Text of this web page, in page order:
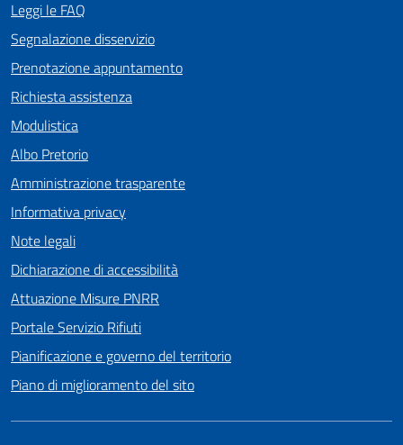
Leggi le FAQ
Segnalazione disservizio
Prenotazione appuntamento
Richiesta assistenza
Modulistica
Albo Pretorio
Amministrazione trasparente
Informativa privacy
Note legali
Dichiarazione di accessibilità
Attuazione Misure PNRR
Portale Servizio Rifiuti
Pianificazione e governo del territorio
Piano di miglioramento del sito